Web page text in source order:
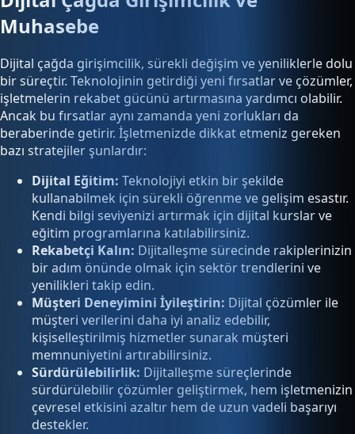
Muhasebe
Dijital çağda girişimcilik, sürekli değişim ve yeniliklerle dolu
bir süreçtir. Teknolojinin getirdiği yeni fırsatlar ve çözümler,
işletmelerin rekabet gücünü artırmasına yardımcı olabilir.
Ancak bu fırsatlar aynı zamanda yeni zorlukları da
beraberinde getirir. İşletmenizde dikkat etmeniz gereken
bazı stratejiler şunlardır:
Dijital Eğitim: Teknolojiyi etkin bir şekilde
kullanabilmek için sürekli öğrenme ve gelişim esastır.
Kendi bilgi seviyenizi artırmak için dijital kurslar ve
eğitim programlarına katılabilirsiniz.
Rekabetçi Kalın: Dijitalleşme sürecinde rakiplerinizin
bir adım önünde olmak için sektör trendlerini ve
yenilikleri takip edin.
Müşteri Deneyimini İyileştirin: Dijital çözümler ile
müşteri verilerini daha iyi analiz edebilir,
kişiselleştirilmiş hizmetler sunarak müşteri
memnuniyetini artırabilirsiniz.
Sürdürülebilirlik: Dijitalleşme süreçlerinde
sürdürülebilir çözümler geliştirmek, hem işletmenizin
çevresel etkisini azaltır hem de uzun vadeli başarıyı
destekler.